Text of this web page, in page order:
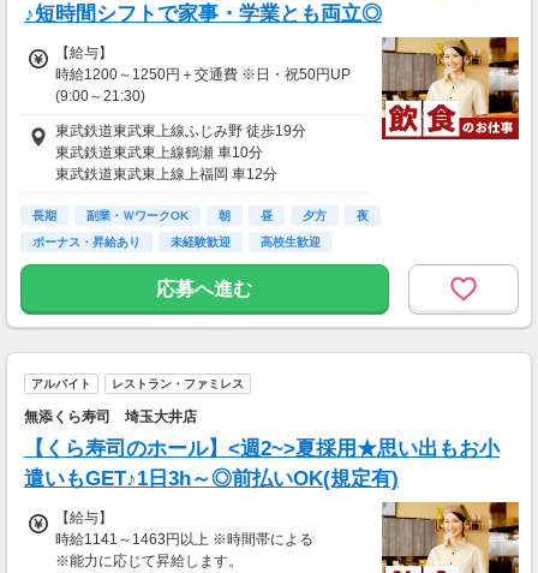
♪短時間シフトで家事・学業とも両立◎
【給与】
時給1200～1250円＋交通費 ※日・祝50円UP
(9:00～21:30)
【給与詳細】
早朝：時給1250円
基本給：時給1200円
※高校生は時給1170円
【給与支払】
月1回
別途一部支給
※規定あり（2キロ以上）
◆無料駐車場あり
東武鉄道東武東上線ふじみ野 徒歩19分
東武鉄道東武東上線鶴瀬 車10分
東武鉄道東武東上線上福岡 車12分
東武鉄道東武東上線みずほ台 車15分
東武鉄道東武東上線柳瀬川 車18分
長期 副業・ＷワークOK 朝 昼 夕方
夜
ボーナス・昇給あり
未経験歓迎 高校生歓迎
応募へ進む
アルバイト レストラン・ファミレス
無添くら寿司 埼玉大井店
【くら寿司のホール】<週2~>夏採用★思い出もお小
遣いもGET♪1日3h～◎前払いOK(規定有)
【給与】
時給1141～1463円以上 ※時間帯による
※能力に応じて昇給します。